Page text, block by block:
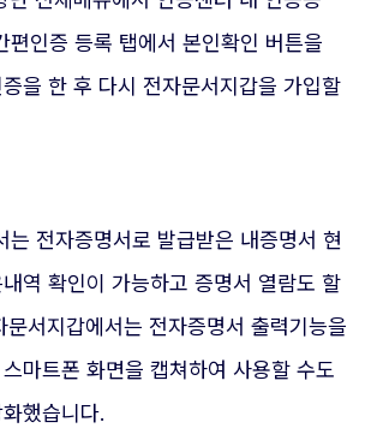
편인증 등록 탭에서 본인확인 버튼을
을 한 후 다시 전자문서지갑을 가입할
는 전자증명서로 발급받은 내증명서 현
역 확인이 가능하고 증명서 열람도 할
문서지갑에서는 전자증명서 출력기능을
마트폰 화면을 캡쳐하여 사용할 수도
했습니다.